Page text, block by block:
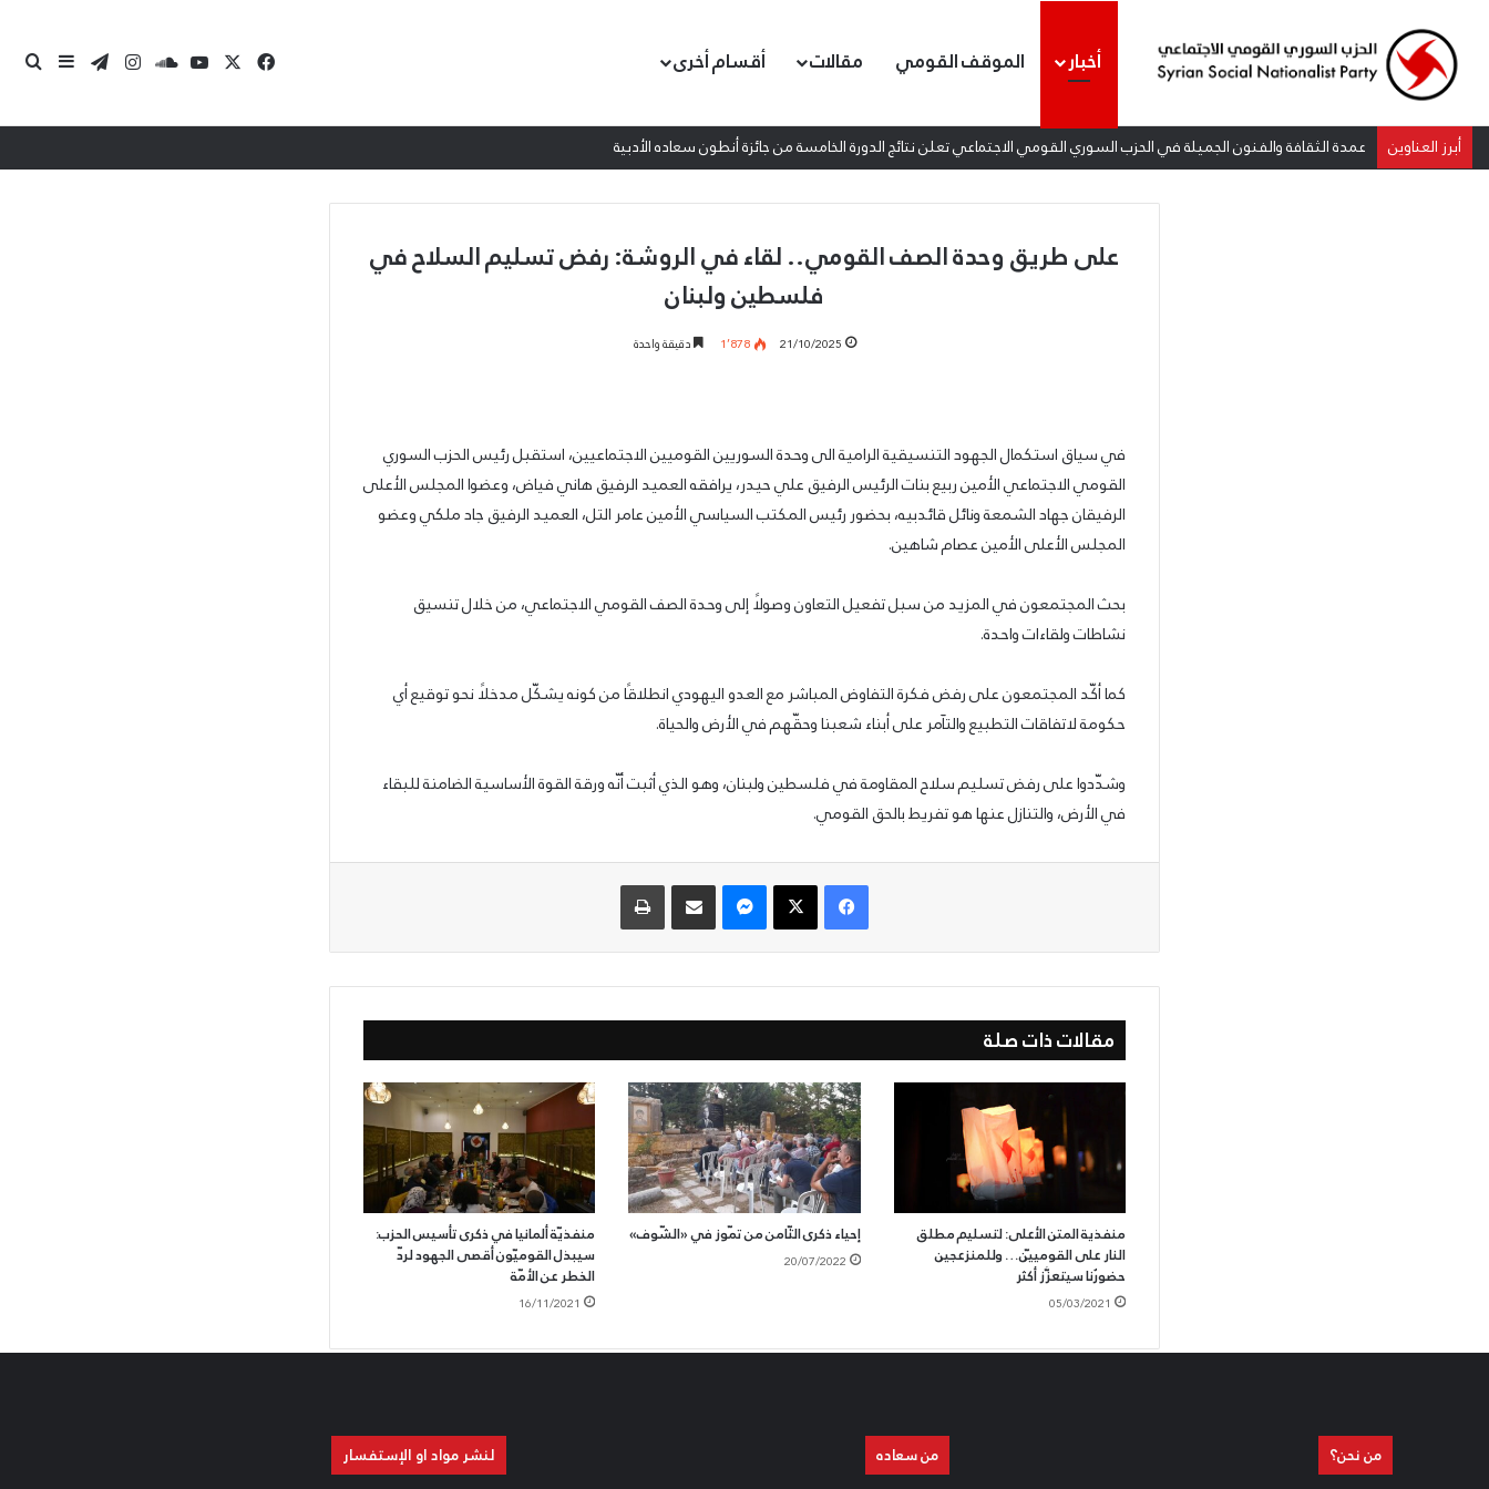
أخبار الموقف القومي مقالات أقسام أخرى فيسبوك ‫YouTubeساوند كلاود
انستقرام
تيلقرامإضافة
أبرز العناوين عمدة الثقافة والفنون الجميلة في الحزب السوري القومي الاجتماعي تعلن نتائج الدورة الخامسة من جائزة أنطون سعاده الأدبية
على طريق وحدة الصف القومي.. لقاء في الروشة: رفض تسليم السلاح في
فلسطين ولبنان
21/10/2025 1٬878 دقيقة واحدة
في سياق استكمال الجهود التنسيقية الرامية الى وحدة السوريين القوميين الاجتماعيين، استقبل رئيس الحزب السوري
القومي الاجتماعي الأمين ربيع بنات الرئيس الرفيق علي حيدر، يرافقه العميد الرفيق هاني فياض، وعضوا المجلس الأعلى
الرفيقان جهاد الشمعة ونائل قائدبيه، بحضور رئيس المكتب السياسي الأمين عامر التل، العميد الرفيق جاد ملكي وعضو
المجلس الأعلى الأمين عصام شاهين.
بحث المجتمعون في المزيد من سبل تفعيل التعاون وصولًا إلى وحدة الصف القومي الاجتماعي، من خلال تنسيق
نشاطات ولقاءات واحدة.
كما أكّد المجتمعون على رفض فكرة التفاوض المباشر مع العدو اليهودي انطلاقًا من كونه يشكّل مدخلًا نحو توقيع أي
حكومة لاتفاقات التطبيع والتآمر على أبناء شعبنا وحقّهم في الأرض والحياة.
وشدّدوا على رفض تسليم سلاح المقاومة في فلسطين ولبنان، وهو الذي أثبت أنّه ورقة القوة الأساسية الضامنة للبقاء
في الأرض، والتنازل عنها هو تفريط بالحق القومي.
فيسبوك‫X ماسنجر مشاركة عبر البريد طباعة
مقالات ذات صلة
منفذية المتن الأعلى: لتسليم مطلق
النار على القومييّن… وللمنزعجين
حضورُنا سيتعزَّز أكثر
05/03/2021
إحياء ذكرى الثّامن من تمّوز في «الشّوف»
20/07/2022
منفذيّة ألمانيا في ذكرى تأسيس الحزب:
سيبذل القوميّون أقصى الجهود لردّ
الخطر عن الأمّة
16/11/2021
من نحن؟ من سعاده لنشر مواد او الإستفسار